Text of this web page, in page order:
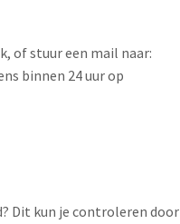
of stuur een mail naar:
binnen 24 uur op
Dit kun je controleren door